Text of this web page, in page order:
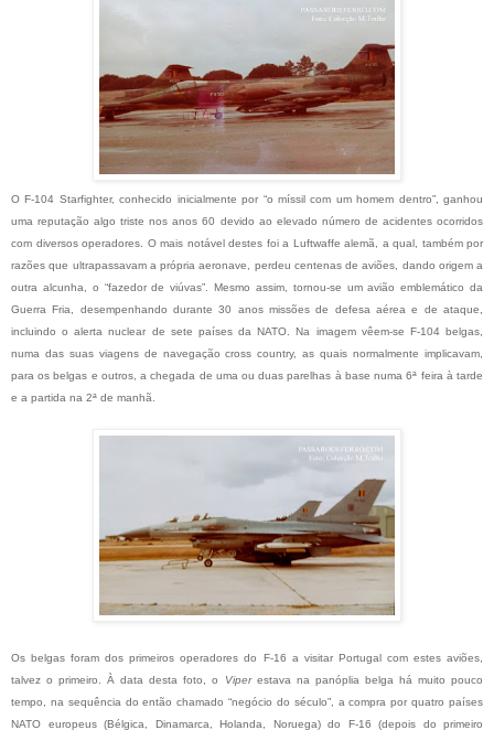
O F-104 Starfighter, conhecido inicialmente por “o míssil com um homem dentro”, ganhou
uma reputação algo triste nos anos 60 devido ao elevado número de acidentes ocorridos
com diversos operadores. O mais notável destes foi a Luftwaffe alemã, a qual, também por
razões que ultrapassavam a própria aeronave, perdeu centenas de aviões, dando origem a
outra alcunha, o “fazedor de viúvas”. Mesmo assim, tornou-se um avião emblemático da
Guerra Fria, desempenhando durante 30 anos missões de defesa aérea e de ataque,
incluindo o alerta nuclear de sete países da NATO. Na imagem vêem-se F-104 belgas,
numa das suas viagens de navegação cross country, as quais normalmente implicavam,
para os belgas e outros, a chegada de uma ou duas parelhas à base numa 6ª feira à tarde
e a partida na 2ª de manhã.
Os belgas foram dos primeiros operadores do F-16 a visitar Portugal com estes aviões,
talvez o primeiro. À data desta foto, o
Viperestava na panóplia belga há muito pouco
tempo, na sequência do então chamado “negócio do século”, a compra por quatro países
NATO europeus (Bélgica, Dinamarca, Holanda, Noruega) do F-16 (depois do primeiro